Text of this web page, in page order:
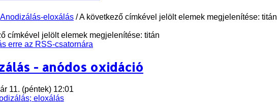
Anodizálás-eloxálás /A következő címkével jelölt elemek megjelenítése: titán
címkével jelölt elemek megjelenítése: titán
erre az RSS-csatornára
- anódos oxidáció
11. (péntek) 12:01